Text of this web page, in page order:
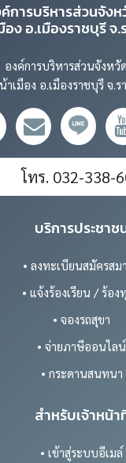
การบริหารส่วนจัง
อง อ.เมืองราชบุรี
องค์การบริหารส่วนจังหวั
าเมือง อ.เมืองราชบุรี จ.ร
โทร. 032-338-
บริการประชาช
• ลงทะเบียนสมัครสม
• แจ้งร้องเรียน / ร้อง
• จองรถสุขา
• จ่ายภาษีออนไลน์
• กระดานสนทนา
สำหรับเจ้าหน้า
• เข้าสู่ระบบอีเมล์